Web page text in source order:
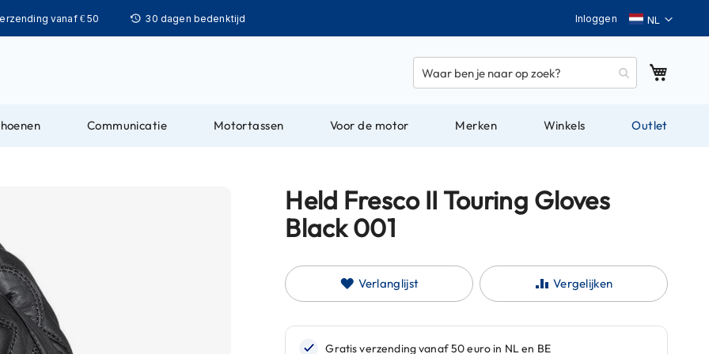
vanaf € 50 30 dagen bedenktijd Taal
Inloggen
Communicatie Motortassen Voor de motor Merken Winkels Outlet
Held Fresco II Touring Gloves
Black 001
Verlanglijst Vergelijken